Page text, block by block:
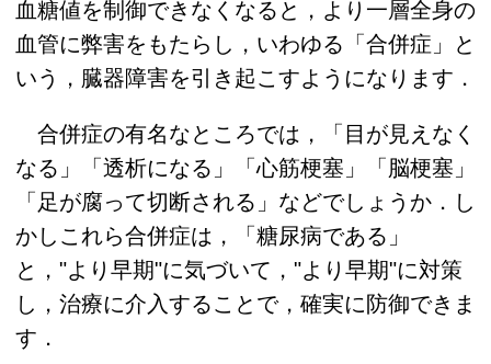
血糖値を制御できなくなると，より一層全身の
血管に弊害をもたらし，いわゆる「合併症」と
いう，臓器障害を引き起こすようになります．
合併症の有名なところでは，「目が見えなく
なる」「透析になる」「心筋梗塞」「脳梗塞」
「足が腐って切断される」などでしょうか．し
かしこれら合併症は，「糖尿病である」
と，"より早期"に気づいて，"より早期"に対策
し，治療に介入することで，確実に防御できま
す．